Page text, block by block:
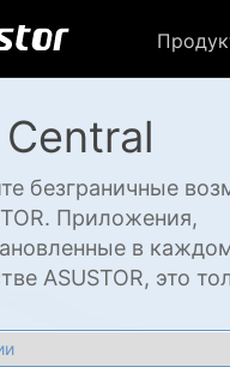
безграничные
Приложения,
в
ASUSTOR, это